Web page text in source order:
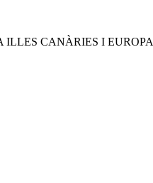
ILLES CANÀRIES I EUROPA